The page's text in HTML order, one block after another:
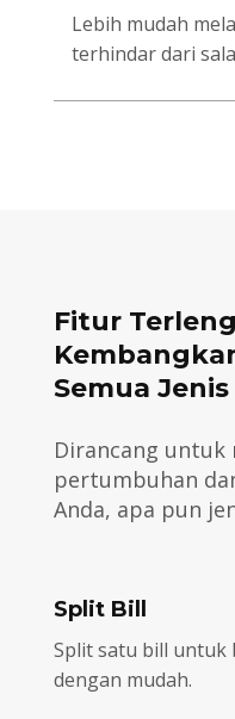
Lebih mudah
terhindar dari
Fitur
Semua
Dirancang untuk
pertumbuhan
Anda, apa pun
Split Bill
Split satu bill untuk
dengan mudah.